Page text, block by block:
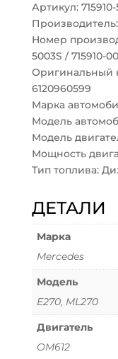
Артикул:
Номер
5003S / 715910-
Оригинальный
6120960599
Марка
Модель
Модель
Мощность
Тип топлива:
ДЕТАЛИ
Марка
Mercedes
Модель
E270, ML270
Двигатель
OM612